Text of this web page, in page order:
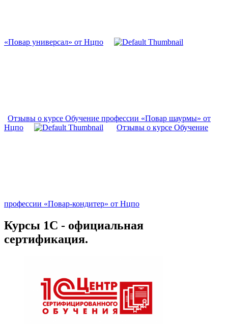
«Повар универсал» от Нцпо
Отзывы о курсе Обучение профессии «Повар шаурмы» от
Нцпо
Отзывы о курсе Обучение
профессии «Повар-кондитер» от Нцпо
Курсы 1С - официальная
сертификация.